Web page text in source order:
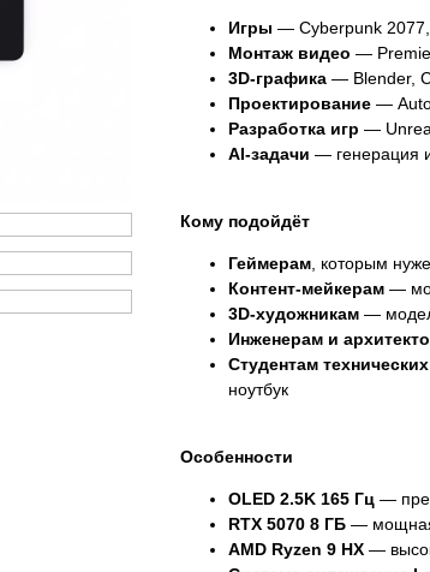
Игры — Cyberpunk 2077,
Монтаж видео —
3D-графика — Blender,
Проектирование —
Разработка игр —
AI-задачи — генерация
Кому подойдёт
Геймерам, которым
Контент-мейкерам —
3D-художникам —
Инженерам и
Студентам
ноутбук
Особенности
OLED 2.5K 165 Гц —
RTX 5070 8 ГБ — мощная
AMD Ryzen 9 HX —